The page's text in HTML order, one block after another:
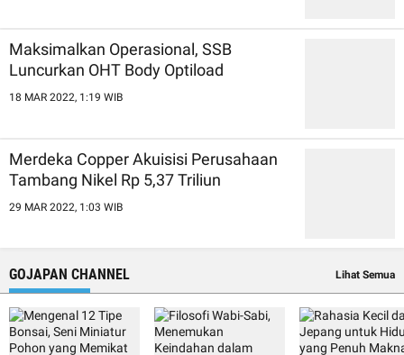
Maksimalkan Operasional, SSB
Luncurkan OHT Body Optiload
18 MAR 2022, 1:19 WIB
Merdeka Copper Akuisisi Perusahaan
Tambang Nikel Rp 5,37 Triliun
29 MAR 2022, 1:03 WIB
GOJAPAN CHANNEL Lihat Semua